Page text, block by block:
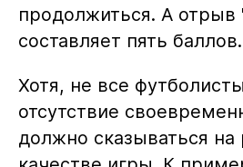
продолжиться. А отрыв
составляет пять баллов.
Хотя, не все
отсутствие
должно сказываться на